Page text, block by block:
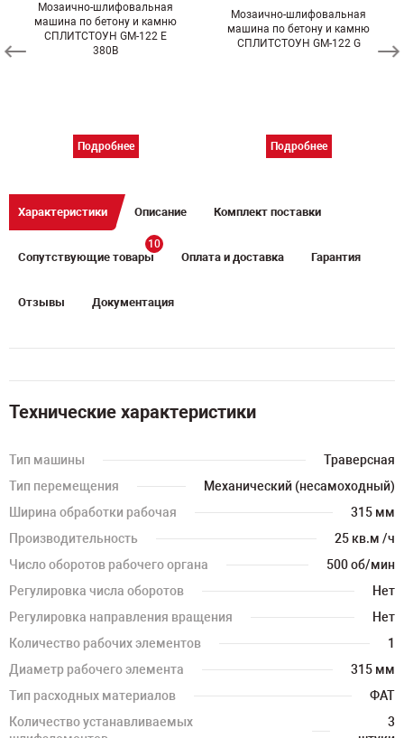
Мозаично-шлифовальная
машина по бетону и камню
СПЛИТСТОУН GM-122 E
380В
Подробнее
Мозаично-шлифовальная
машина по бетону и камню
СПЛИТСТОУН GM-122 G
Подробнее
Характеристики Описание Комплект поставки
Сопутствующие товары
10
Оплата и доставка Гарантия
Отзывы Документация
Технические характеристики
Тип машины
Траверсная
Тип перемещения
Механический (несамоходный)
Ширина обработки рабочая
315 мм
Производительность
25 кв.м /ч
Число оборотов рабочего органа
500 об/мин
Регулировка числа оборотов
Нет
Регулировка направления вращения
Нет
Количество рабочих элементов
1
Диаметр рабочего элемента
315 мм
Тип расходных материалов
ФАТ
Количество устанавливаемых
3